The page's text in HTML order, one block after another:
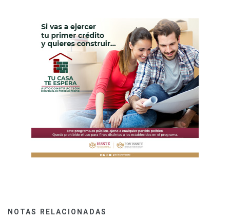
NOTAS RELACIONADAS